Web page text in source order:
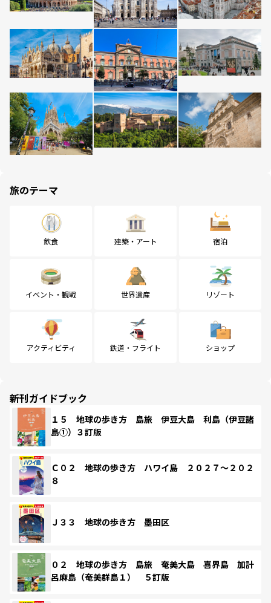
旅のテーマ
飲食 建築・アート 宿泊
イベント・観戦 世界遺産 リゾート
アクティビティ 鉄道・フライト ショップ
新刊ガイドブック
１５ 地球の歩き方 島旅 伊豆大島 利島（伊豆諸
島①）３訂版
Ｃ０２ 地球の歩き方 ハワイ島 ２０２７～２０２
８
Ｊ３３ 地球の歩き方 墨田区
０２ 地球の歩き方 島旅 奄美大島 喜界島 加計
呂麻島（奄美群島１） ５訂版